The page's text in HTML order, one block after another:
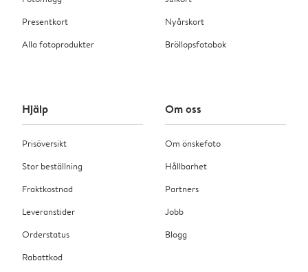
Presentkort
Alla fotoprodukter
Nyårskort
Bröllopsfotobok
Hjälp
Prisöversikt
Stor beställning
Fraktkostnad
Leveranstider
Orderstatus
Rabattkod
Om oss
Om önskefoto
Hållbarhet
Partners
Jobb
Blogg